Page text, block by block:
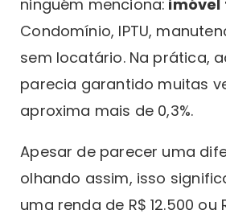
ninguém menciona: imóvel
Condomínio, IPTU,
sem locatário. Na prática,
parecia garantido muitas
aproxima mais de 0,3%.
Apesar de parecer uma
olhando assim, isso
uma renda de R$ 12.500 ou